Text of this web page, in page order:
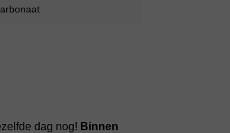
dag nog! Binnen